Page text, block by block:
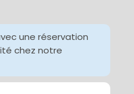
une réservation
chez notre